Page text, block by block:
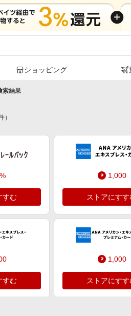
ショッピング
索結果
）
すむ
1,000
ストアにすす
すむ
1,000
ストアにすす